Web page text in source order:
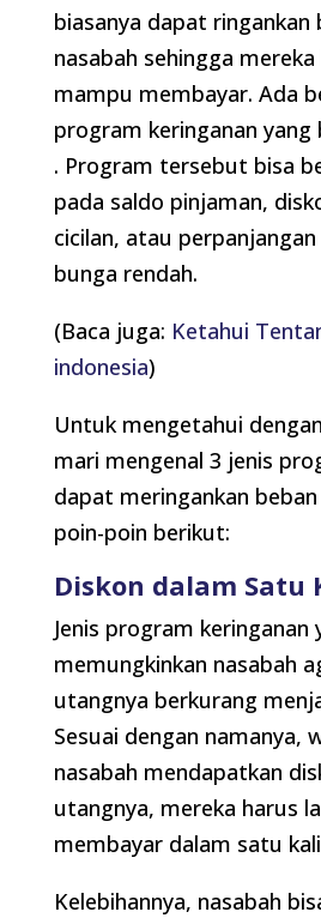
biasanya dapat ringankan
nasabah sehingga
mampu membayar. Ada
program keringanan yang
. Program tersebut bisa
pada saldo pinjaman,
cicilan, atau
bunga rendah.
(Baca juga: Ketahui
indonesia)
Untuk mengetahui
mari mengenal 3 jenis
dapat meringankan
poin-poin berikut:
Diskon dalam Satu
Jenis program keringanan
memungkinkan nasabah
utangnya berkurang
Sesuai dengan namanya,
nasabah mendapatkan
utangnya, mereka harus
membayar dalam satu
Kelebihannya, nasabah